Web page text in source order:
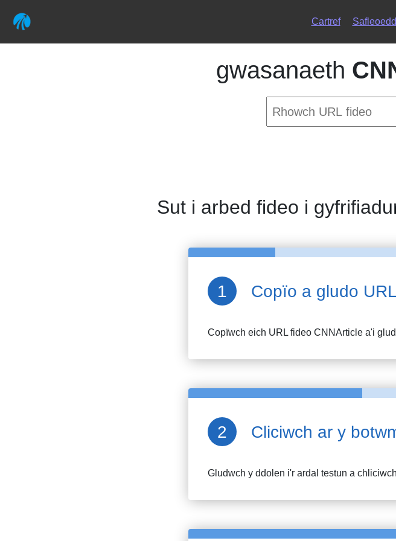
Cartref
gwasanaeth
Sut i arbed fideo i
Copïo a gludo URL
Copïwch eich URL fideo CNNArticle a'i
Cliciwch ar y
Gludwch y ddolen i'r ardal testun a